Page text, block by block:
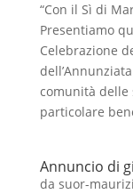
“Con il Sì di
Presentiamo
Celebrazione
comunità delle
particolare
Annuncio di
da suor-